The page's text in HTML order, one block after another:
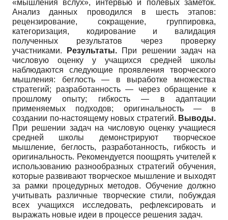
«мышления вслух», интервью и полевых заметок.
Анализ данных проводился в шесть этапов:
рецензирование, сокращение, группировка,
категоризация, кодирование и валидация
полученных результатов через проверку
участниками.
Результаты. При решении задач на
числовую оценку у учащихся средней школы
наблюдаются следующие проявления творческого
мышления: беглость — в выработке множества
стратегий; разработанность — через обращение к
прошлому опыту; гибкость — в адаптации
применяемых подходов; оригинальность — в
создании по-настоящему новых стратегий. Выводы.
При решении задач на числовую оценку учащиеся
средней школы демонстрируют творческое
мышление, беглость, разработанность, гибкость и
оригинальность. Рекомендуется поощрять учителей к
использованию разнообразных стратегий обучения,
которые развивают творческое мышление и выходят
за рамки процедурных методов. Обучение должно
учитывать различные творческие стили, побуждая
всех учащихся исследовать, рефлексировать и
выражать новые идеи в процессе решения задач.